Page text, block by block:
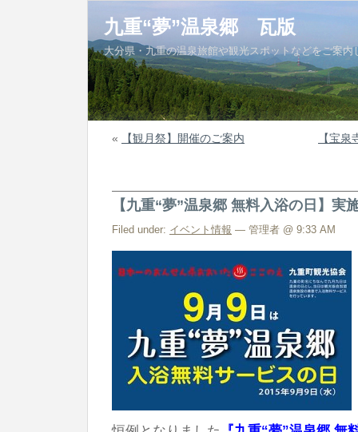
九重“夢”温泉郷 瓦版
大分県・九重の温泉旅館や観光スポットなどをご案内
« 【観月祭】開催のご案内 【宝
【九重“夢”温泉郷 無料入浴の日】実
Filed under: イベント情報 — 管理者 @ 9:33 AM